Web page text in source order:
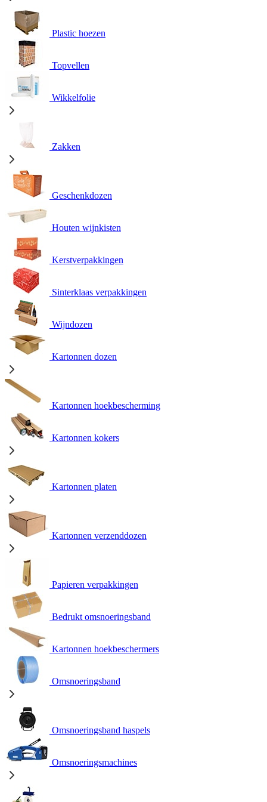
Plastic hoezen
Topvellen
Wikkelfolie
Zakken
Geschenkdozen
Houten wijnkisten
Kerstverpakkingen
Sinterklaas verpakkingen
Wijndozen
Kartonnen dozen
Kartonnen hoekbescherming
Kartonnen kokers
Kartonnen platen
Kartonnen verzenddozen
Papieren verpakkingen
Bedrukt omsnoeringsband
Kartonnen hoekbeschermers
Omsnoeringsband
Omsnoeringsband haspels
Omsnoeringsmachines